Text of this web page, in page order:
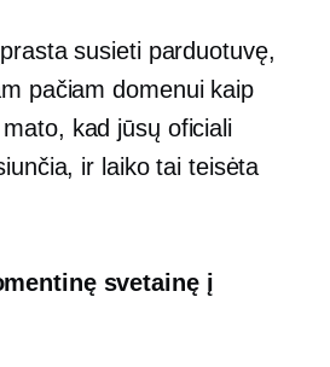
susieti parduotuvę,
pačiam domenui kaip
kad jūsų oficiali
ir laiko tai teisėta
svetainę į